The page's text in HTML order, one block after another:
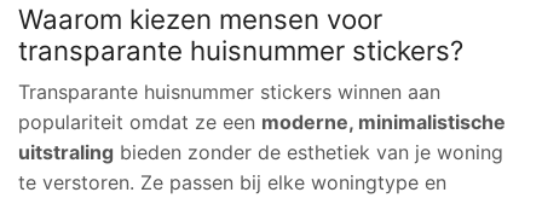
Waarom kiezen mensen voor
transparante huisnummer stickers?
Transparante huisnummer stickers winnen aan
populariteit omdat ze een moderne, minimalistische
uitstraling bieden zonder de esthetiek van je woning
te verstoren. Ze passen bij elke woningtype en